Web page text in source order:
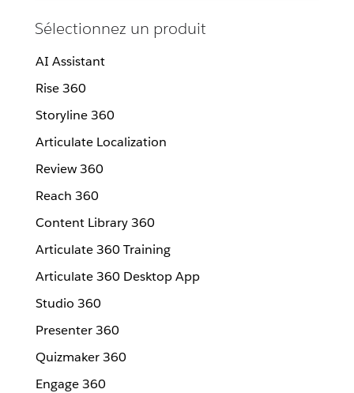
Sélectionnez un produit
AI Assistant
Rise 360
Storyline 360
Articulate Localization
Review 360
Reach 360
Content Library 360
Articulate 360 Training
Articulate 360 Desktop App
Studio 360
Presenter 360
Quizmaker 360
Engage 360